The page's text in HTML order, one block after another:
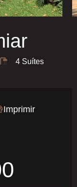
4 Suítes
Imprimir